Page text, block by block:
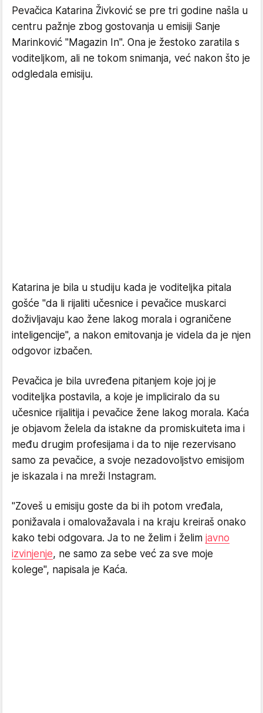
Pevačica Katarina Živković se pre tri godine našla u
centru pažnje zbog gostovanja u emisiji Sanje
Marinković "Magazin In". Ona je žestoko zaratila s
voditeljkom, ali ne tokom snimanja, već nakon što je
odgledala emisiju.
Katarina je bila u studiju kada je voditeljka pitala
gošće "da li rijaliti učesnice i pevačice muskarci
doživljavaju kao žene lakog morala i ograničene
inteligencije", a nakon emitovanja je videla da je njen
odgovor izbačen.
Pevačica je bila uvređena pitanjem koje joj je
voditeljka postavila, a koje je impliciralo da su
učesnice rijalitija i pevačice žene lakog morala. Kaća
je objavom želela da istakne da promiskuiteta ima i
među drugim profesijama i da to nije rezervisano
samo za pevačice, a svoje nezadovoljstvo emisijom
je iskazala i na mreži Instagram.
"Zoveš u emisiju goste da bi ih potom vređala,
ponižavala i omalovažavala i na kraju kreiraš onako
kako tebi odgovara. Ja to ne želim i želim javno
izvinjenje, ne samo za sebe već za sve moje
kolege", napisala je Kaća.